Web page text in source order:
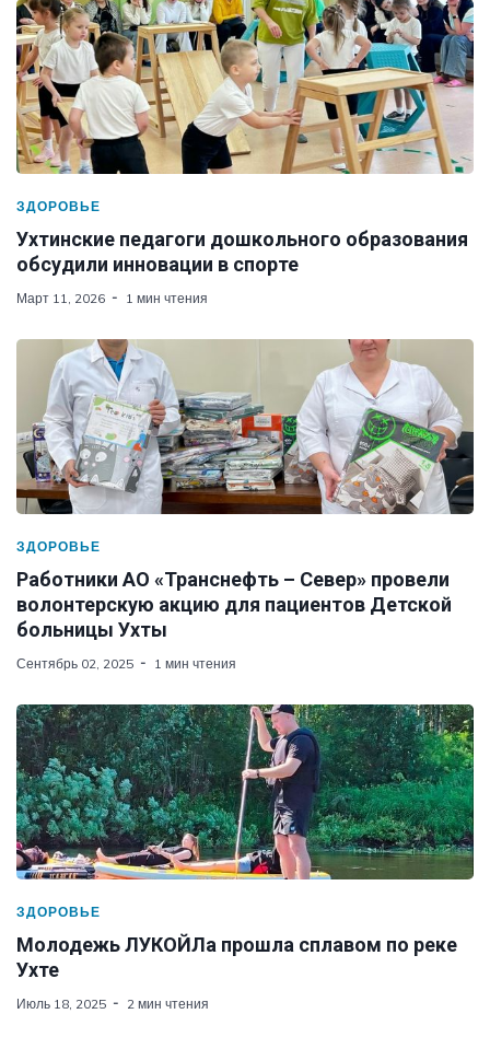
ЗДОРОВЬЕ
Ухтинские педагоги дошкольного образования
обсудили инновации в спорте
Март 11, 2026 1 мин чтения
ЗДОРОВЬЕ
Работники АО «Транснефть – Север» провели
волонтерскую акцию для пациентов Детской
больницы Ухты
Сентябрь 02, 2025 1 мин чтения
ЗДОРОВЬЕ
Молодежь ЛУКОЙЛа прошла сплавом по реке
Ухте
Июль 18, 2025 2 мин чтения